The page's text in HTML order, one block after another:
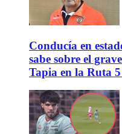
Conducía en
sabe sobre el
Tapia en la Ruta